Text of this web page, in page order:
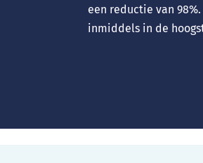
een reductie van
inmiddels in de